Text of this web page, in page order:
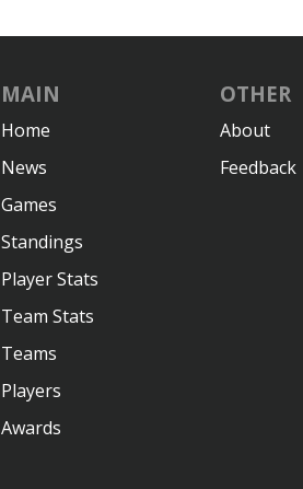
MAIN
Home
News
Games
Standings
Player Stats
Team Stats
Teams
Players
Awards
OTHER
About
Feedback